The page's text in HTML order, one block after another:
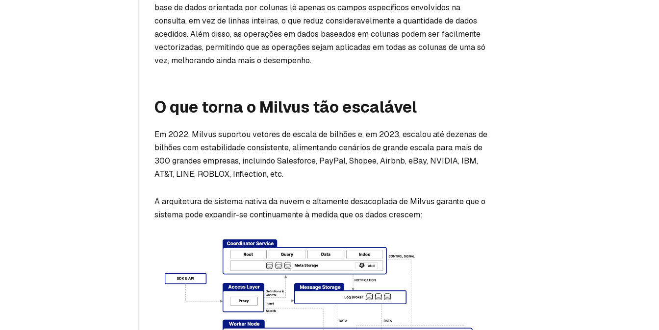
base de dados orientada por colunas lê apenas os campos específicos envolvidos na
consulta, em vez de linhas inteiras, o que reduz consideravelmente a quantidade de dados
acedidos. Além disso, as operações em dados baseados em colunas podem ser facilmente
vectorizadas, permitindo que as operações sejam aplicadas em todas as colunas de uma só
vez, melhorando ainda mais o desempenho.
O que torna o Milvus tão escalável
Em 2022, Milvus suportou vetores de escala de bilhões e, em 2023, escalou até dezenas de
bilhões com estabilidade consistente, alimentando cenários de grande escala para mais de
300 grandes empresas, incluindo Salesforce, PayPal, Shopee, Airbnb, eBay, NVIDIA, IBM,
AT&T, LINE, ROBLOX, Inflection, etc.
A arquitetura de sistema nativa da nuvem e altamente desacoplada de Milvus garante que o
sistema pode expandir-se continuamente à medida que os dados crescem: